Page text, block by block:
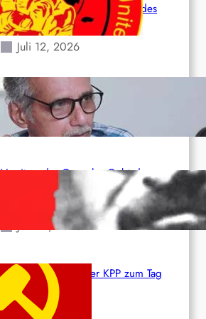
Situation durch die Erdbeben des
24. Juni!
Juli 12, 2026
Indien: „Die Politik der Kapitulation“
von K. Murali (Ajith)
Juli 1, 2026
Vorsitzender Gonzalo: Gebt das
Leben für die Partei und die
Revolution!
Juni 19, 2026
Beschluss des ZK der KPP zum Tag
des Heldentums
Juni 19, 2026